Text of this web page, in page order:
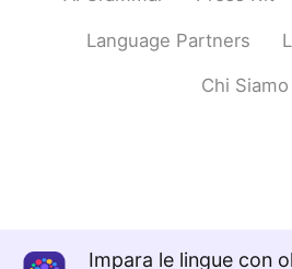
Language Partners
Chi Siamo
Impara le lingue con